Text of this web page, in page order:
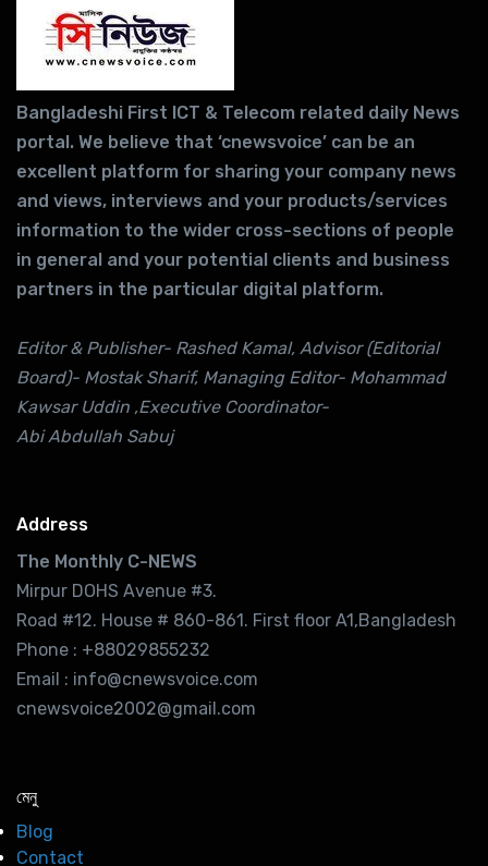
Bangladeshi First ICT & Telecom related daily News
portal. We believe that ‘cnewsvoice’ can be an
excellent platform for sharing your company news
and views, interviews and your products/services
information to the wider cross-sections of people
in general and your potential clients and business
partners in the particular digital platform.
Editor & Publisher- Rashed Kamal, Advisor (Editorial
Board)- Mostak Sharif, Managing Editor- Mohammad
Kawsar Uddin ,Executive Coordinator-
Abi Abdullah Sabuj
Address
The Monthly C-NEWS
Mirpur DOHS Avenue #3.
Road #12. House # 860-861. First floor A1,Bangladesh
Phone : +88029855232
Email : info@cnewsvoice.com
cnewsvoice2002@gmail.com
মেনু
Blog
Contact